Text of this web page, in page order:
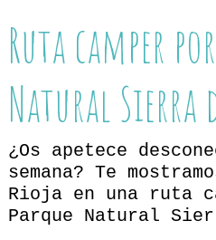
Ruta camper
Natural Sierra
¿Os apetece
semana? Te
Rioja en una ruta
Parque Natural